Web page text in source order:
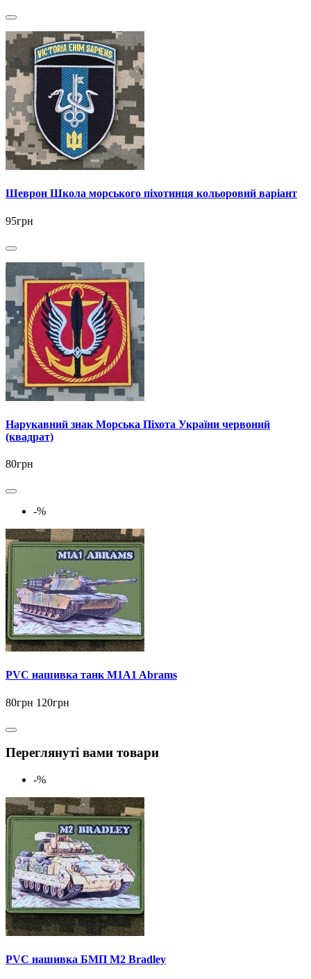
Шеврон Школа морського піхотинця кольоровий варіант
95грн
Нарукавний знак Морська Піхота України червоний
(квадрат)
80грн
-%
PVC нашивка танк M1A1 Abrams
80грн 120грн
Переглянуті вами товари
-%
PVC нашивка БМП M2 Bradley